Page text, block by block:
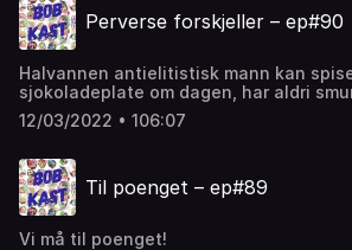
Perverse forskjeller – ep#90
Halvannen antielitistisk mann kan
sjokoladeplate om dagen, har aldri
tjener mer enn nok og de trenger ikke
en helvetes til jobb.
12/03/2022 • 106:07
Til poenget – ep#89
Vi må til poenget!